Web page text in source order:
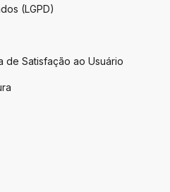
(LGPD)
de Satisfação ao Usuário